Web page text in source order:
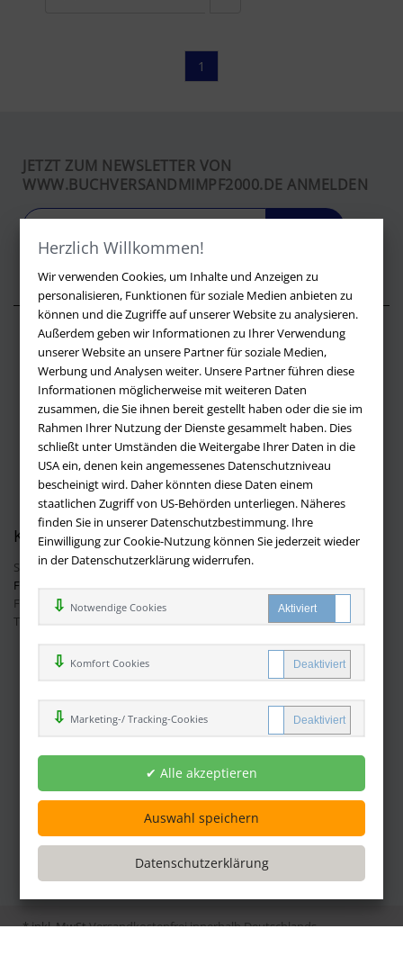
Herzlich Willkommen!
Wir verwenden Cookies, um Inhalte und Anzeigen zu
personalisieren, Funktionen für soziale Medien anbieten zu
können und die Zugriffe auf unserer Website zu analysieren.
Außerdem geben wir Informationen zu Ihrer Verwendung
unserer Website an unsere Partner für soziale Medien,
Werbung und Analysen weiter. Unsere Partner führen diese
Informationen möglicherweise mit weiteren Daten
zusammen, die Sie ihnen bereit gestellt haben oder die sie im
Rahmen Ihrer Nutzung der Dienste gesammelt haben. Dies
schließt unter Umständen die Weitergabe Ihrer Daten in die
USA ein, denen kein angemessenes Datenschutzniveau
bescheinigt wird. Daher könnten diese Daten einem
staatlichen Zugriff von US-Behörden unterliegen. Näheres
finden Sie in unserer Datenschutzbestimmung. Ihre
Einwilligung zur Cookie-Nutzung können Sie jederzeit wieder
in der Datenschutzerklärung widerrufen.
Notwendige Cookies
Komfort Cookies
Marketing-/ Tracking-Cookies
1
JETZT ZUM NEWSLETTER VON
WWW.BUCHVERSANDMIMPF2000.DE ANMELDEN
Über buchversandmimpf2000.de
Impressum
Versandbedingungen
Widerruf
Batteriehinweis
AGB
Datenschutz
Kontakt
Sie haben Fragen?Hier finden Sie Antworten auf häufig gestellte
Fragen.
Fragen per E-Mail:info@buchversandmimpf2000.de
Telefon: +49 (0)9209 20 23 188
Ihre Vorteile bei uns
Kostenloser Versand innerhalb Deutschlands
Sicherer Online Shop und Zahlung mit SSL-Verschlüsselung
Viele Zahlungsmethoden wie PayPal oder per Vorkasse
Zahlweisen
* inkl. MwStVersandkostenfrei innerhalb Deutschlands